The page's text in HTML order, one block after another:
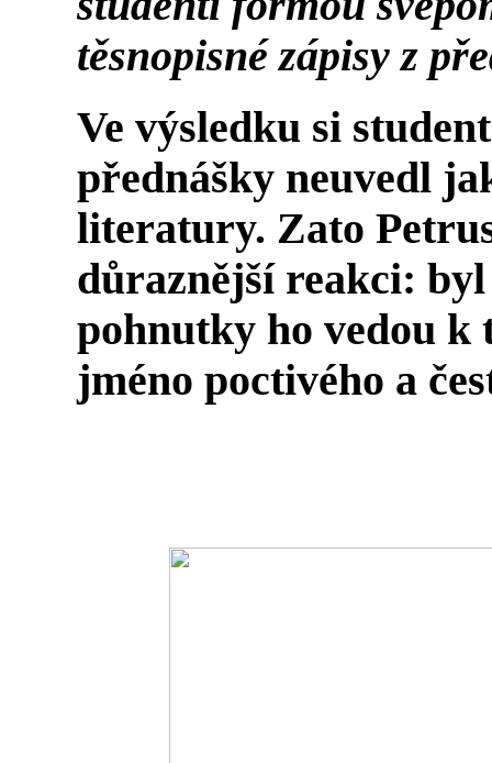
těsnopisné zápisy z
Ve výsledku si
přednášky neuvedl
literatury. Zato
důraznější reakci:
pohnutky ho vedou k
jméno poctivého a